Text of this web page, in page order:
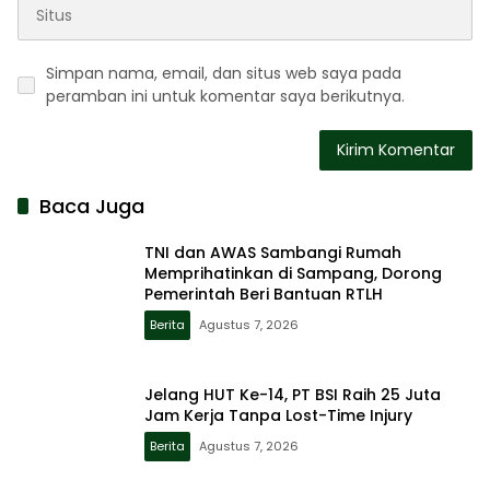
Simpan nama, email, dan situs web saya pada
peramban ini untuk komentar saya berikutnya.
Baca Juga
TNI dan AWAS Sambangi Rumah
Memprihatinkan di Sampang, Dorong
Pemerintah Beri Bantuan RTLH
Berita Agustus 7, 2026
Jelang HUT Ke-14, PT BSI Raih 25 Juta
Jam Kerja Tanpa Lost-Time Injury
Berita Agustus 7, 2026